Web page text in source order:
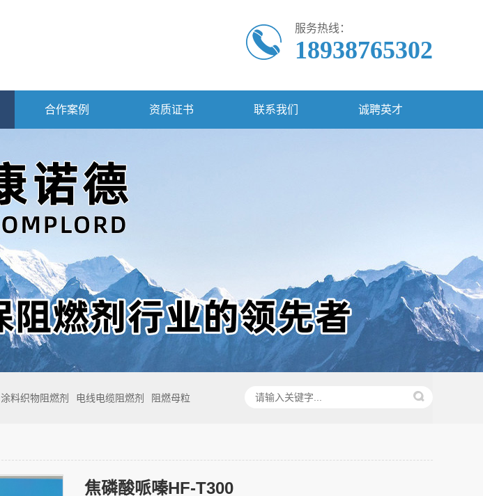
服务热线：
18938765302
合作案例 资质证书 联系我们 诚聘英才
涂料织物阻燃剂 电线电缆阻燃剂 阻燃母粒
焦磷酸哌嗪HF-T300